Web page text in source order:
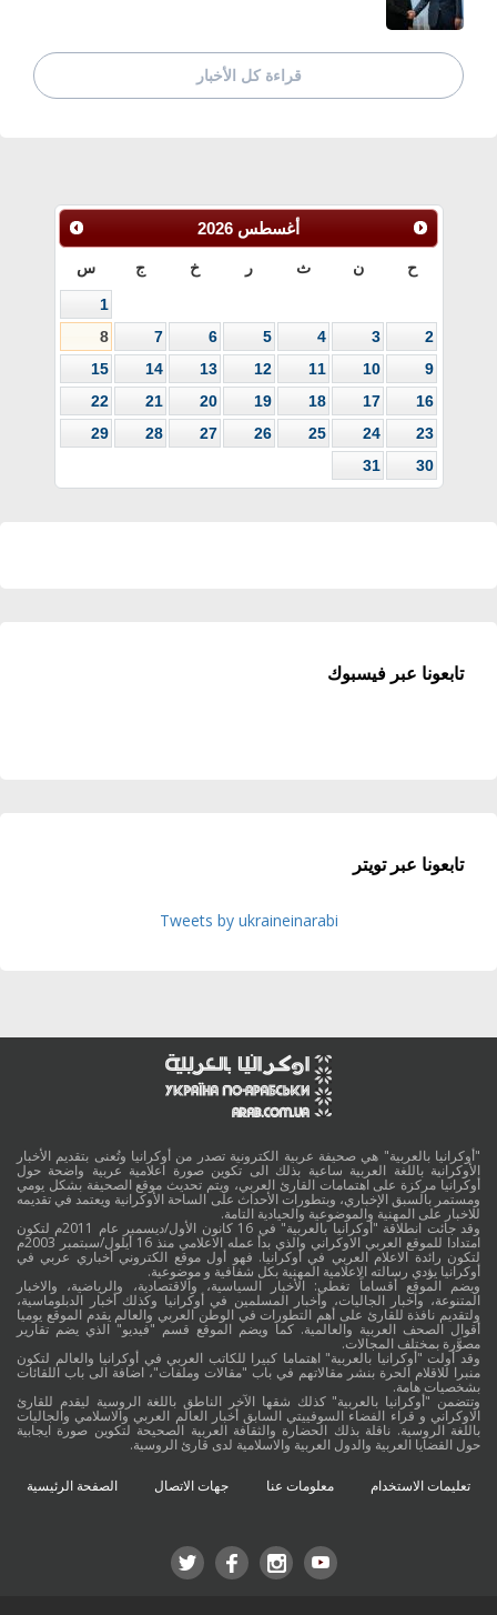
قراءة كل الأخبار
أغسطس 2026
ح ن ث ر خ ج س
1
2
3
4
5
6
7
8
9
10
11
12
13
14
15
16
17
18
19
20
21
22
23
24
25
26
27
28
29
30
31
تابعونا عبر فيسبوك
تابعونا عبر تويتر
Tweets by ukraineinarabi
"أوكرانيا بالعربية" هي صحيفة عربية الكترونية تصدر من أوكرانيا وتُعنى بتقديم الأخبار
الأوكرانية باللغة العربية ساعية بذلك الى تكوين صورة اعلامية عربية واضحة حول
أوكرانيا مركزة على اهتمامات القارئ العربي، ويتم تحديث موقع الصحيفة بشكل يومي
ومستمر بالسبق الإخباري، وبتطورات الأحداث على الساحة الأوكرانية ويعتمد في تقديمه
للاخبار على المهنية والموضوعية والحيادية التامة.
وقد جائت انطلاقة "أوكرانيا بالعربية" في 16 كانون الأول/ديسمبر عام 2011م لتكون
امتدادا للموقع العربي الاوكراني والذي بدأ عمله الاعلامي منذ 16 أيلول/سبتمبر 2003م
لتكون رائدة الاعلام العربي في أوكرانيا. فهو أول موقع الكتروني أخباري عربي في
أوكرانيا يؤدي رسالته الاعلامية المهنية بكل شفافية و موضوعية.
ويضم الموقع أقساماً تغطي: الأخبار السياسية، والاقتصادية، والرياضية، والاخبار
المتنوعة، وأخبار الجاليات، وأخبار المسلمين في أوكرانيا وكذلك أخبار الدبلوماسية،
ولتقديم نافذة للقارئ على أهم التطورات في الوطن العربي والعالم يقدم الموقع يوميا
أقوال الصحف العربية والعالمية. كما ويضم الموقع قسم "فيديو" الذي يضم تقارير
مصوَّرة بمختلف المجالات.
وقد أولت "أوكرانيا بالعربية" اهتماما كبيرا للكاتب العربي في أوكرانيا والعالم لتكون
منبرا للاقلام الحرة بنشر مقالاتهم في باب "مقالات وملفات"، اضافة الى باب اللقائات
بشخصيات هامة.
وتتضمن "أوكرانيا بالعربية" كذلك شقها الآخر الناطق باللغة الروسية ليقدم للقارئ
الاوكراني و قراء الفضاء السوفييتي السابق أخبار العالم العربي والاسلامي والجاليات
باللغة الروسية. ناقلة بذلك الحضارة والثقافة العربية الصحيحة لتكوين صورة ايجابية
حول القضايا العربية والدول العربية والاسلامية لدى قارئ الروسية.
تعليمات الاستخدام معلومات عنا جهات الاتصال الصفحة الرئيسية